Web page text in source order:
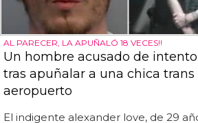
AL PARECER, LA APUÑALÓ 18 VECES!!
Un hombre acusado de
tras apuñalar a una chica trans
aeropuerto
El indigente alexander love, de 29